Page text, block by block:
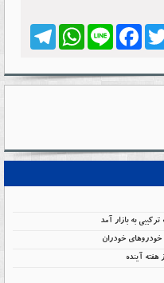
TelegramWhatsApp LineFacebook
به بازار آمد
خودروهای خودران
آینده